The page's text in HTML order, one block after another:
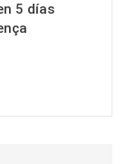
5 días